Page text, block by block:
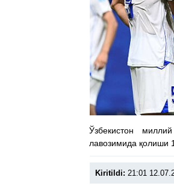
Ўзбекистон
лавозимида қолиши
Kiritildi: 21:01